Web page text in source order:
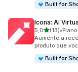
Built for
Icona: AI
5,0de 5 estrelas
(13)
13 avaliações
•
Aumente a
produto que
Built for